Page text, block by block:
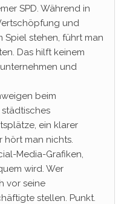
SPD. Während in
und
stehen, führt man
Das hilft keinem
und
beim
städtisches
ein klarer
hört man nichts.
Media-Grafiken,
wird. Wer
vor seine
stellen. Punkt.